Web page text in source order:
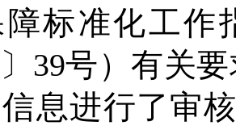
障标准化工作
〕39号）有关
息进行了审